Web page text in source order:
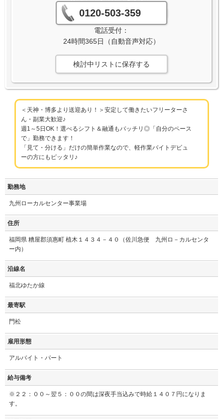
0120-503-359
電話受付：
24時間365日（自動音声対応）
検討中リストに保存する
＜天神・博多より送迎あり！＞安定して働きたいフリーターさ
ん・副業大歓迎♪
週1～5日OK！選べるシフト＆融通もバッチリ◎「自分のペース
で」勤務できます！
「見て・分ける」だけの簡単作業なので、軽作業バイトデビュ
ーの方にもピッタリ♪
勤務地
九州ローカルセンター事業場
住所
福岡県 糟屋郡須惠町 植木１４３４－４０（佐川急便 九州ロ－カルセンタ
ー内）
沿線名
福北ゆたか線
最寄駅
門松
雇用形態
アルバイト・パート
給与備考
※２２：００～翌５：００の間は深夜手当込みで時給１４０７円になりま
す。